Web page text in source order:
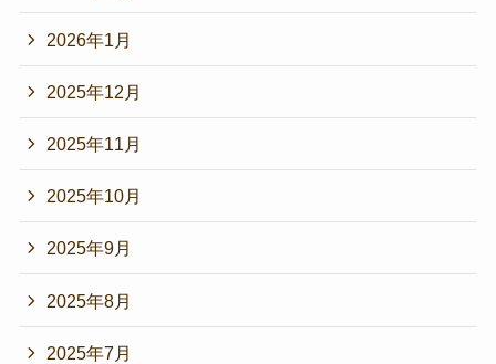
2026年1月
2025年12月
2025年11月
2025年10月
2025年9月
2025年8月
2025年7月